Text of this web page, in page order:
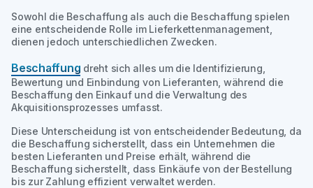
Sowohl die Beschaffung als auch die Beschaffung spielen
eine entscheidende Rolle im Lieferkettenmanagement,
dienen jedoch unterschiedlichen Zwecken.
Beschaffung dreht sich alles um die Identifizierung,
Bewertung und Einbindung von Lieferanten, während die
Beschaffung den Einkauf und die Verwaltung des
Akquisitionsprozesses umfasst.
Diese Unterscheidung ist von entscheidender Bedeutung, da
die Beschaffung sicherstellt, dass ein Unternehmen die
besten Lieferanten und Preise erhält, während die
Beschaffung sicherstellt, dass Einkäufe von der Bestellung
bis zur Zahlung effizient verwaltet werden.